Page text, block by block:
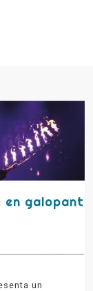
en galopant
un